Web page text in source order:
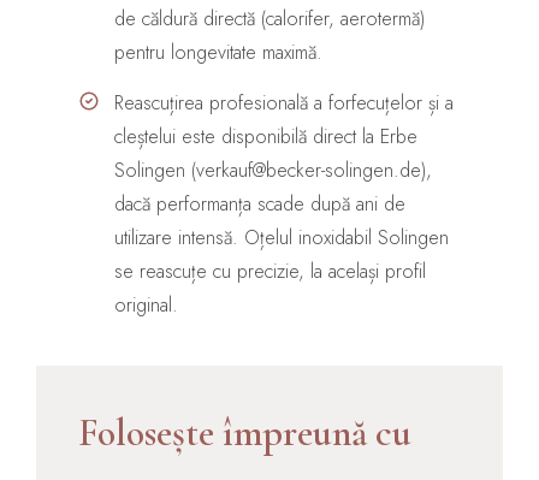
de căldură directă (calorifer, aerotermă)
pentru longevitate maximă.
Reascuțirea profesională a forfecuțelor și a
cleștelui este disponibilă direct la Erbe
Solingen (verkauf@becker-solingen.de),
dacă performanța scade după ani de
utilizare intensă. Oțelul inoxidabil Solingen
se reascuțe cu precizie, la același profil
original.
Folosește împreună cu